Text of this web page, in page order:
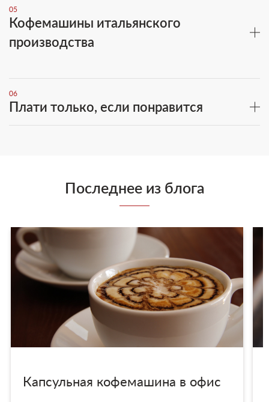
05
Кофемашины итальянского
производства
06
Плати только, если понравится
Последнее из блога
Капсульная кофемашина в офис